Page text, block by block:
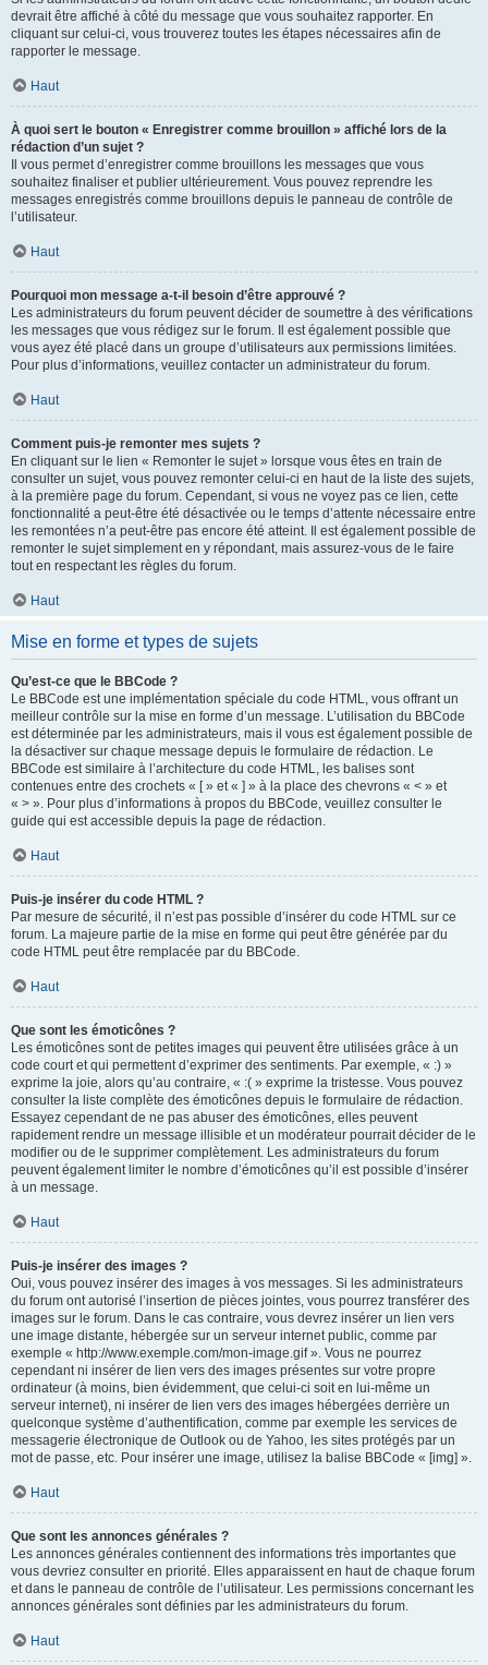
devrait être affiché à côté du message que vous souhaitez rapporter. En
cliquant sur celui-ci, vous trouverez toutes les étapes nécessaires afin de
rapporter le message.
Haut
À quoi sert le bouton « Enregistrer comme brouillon » affiché lors de la
rédaction d’un sujet ?
Il vous permet d’enregistrer comme brouillons les messages que vous
souhaitez finaliser et publier ultérieurement. Vous pouvez reprendre les
messages enregistrés comme brouillons depuis le panneau de contrôle de
l’utilisateur.
Haut
Pourquoi mon message a-t-il besoin d’être approuvé ?
Les administrateurs du forum peuvent décider de soumettre à des vérifications
les messages que vous rédigez sur le forum. Il est également possible que
vous ayez été placé dans un groupe d’utilisateurs aux permissions limitées.
Pour plus d’informations, veuillez contacter un administrateur du forum.
Haut
Comment puis-je remonter mes sujets ?
En cliquant sur le lien « Remonter le sujet » lorsque vous êtes en train de
consulter un sujet, vous pouvez remonter celui-ci en haut de la liste des sujets,
à la première page du forum. Cependant, si vous ne voyez pas ce lien, cette
fonctionnalité a peut-être été désactivée ou le temps d’attente nécessaire entre
les remontées n’a peut-être pas encore été atteint. Il est également possible de
remonter le sujet simplement en y répondant, mais assurez-vous de le faire
tout en respectant les règles du forum.
Haut
Mise en forme et types de sujets
Qu’est-ce que le BBCode ?
Le BBCode est une implémentation spéciale du code HTML, vous offrant un
meilleur contrôle sur la mise en forme d’un message. L’utilisation du BBCode
est déterminée par les administrateurs, mais il vous est également possible de
la désactiver sur chaque message depuis le formulaire de rédaction. Le
BBCode est similaire à l’architecture du code HTML, les balises sont
contenues entre des crochets « [ » et « ] » à la place des chevrons « < » et
« > ». Pour plus d’informations à propos du BBCode, veuillez consulter le
guide qui est accessible depuis la page de rédaction.
Haut
Puis-je insérer du code HTML ?
Par mesure de sécurité, il n’est pas possible d’insérer du code HTML sur ce
forum. La majeure partie de la mise en forme qui peut être générée par du
code HTML peut être remplacée par du BBCode.
Haut
Que sont les émoticônes ?
Les émoticônes sont de petites images qui peuvent être utilisées grâce à un
code court et qui permettent d’exprimer des sentiments. Par exemple, « :) »
exprime la joie, alors qu’au contraire, « :( » exprime la tristesse. Vous pouvez
consulter la liste complète des émoticônes depuis le formulaire de rédaction.
Essayez cependant de ne pas abuser des émoticônes, elles peuvent
rapidement rendre un message illisible et un modérateur pourrait décider de le
modifier ou de le supprimer complètement. Les administrateurs du forum
peuvent également limiter le nombre d’émoticônes qu’il est possible d’insérer
à un message.
Haut
Puis-je insérer des images ?
Oui, vous pouvez insérer des images à vos messages. Si les administrateurs
du forum ont autorisé l’insertion de pièces jointes, vous pourrez transférer des
images sur le forum. Dans le cas contraire, vous devrez insérer un lien vers
une image distante, hébergée sur un serveur internet public, comme par
exemple « http://www.exemple.com/mon-image.gif ». Vous ne pourrez
cependant ni insérer de lien vers des images présentes sur votre propre
ordinateur (à moins, bien évidemment, que celui-ci soit en lui-même un
serveur internet), ni insérer de lien vers des images hébergées derrière un
quelconque système d’authentification, comme par exemple les services de
messagerie électronique de Outlook ou de Yahoo, les sites protégés par un
mot de passe, etc. Pour insérer une image, utilisez la balise BBCode « [img] ».
Haut
Que sont les annonces générales ?
Les annonces générales contiennent des informations très importantes que
vous devriez consulter en priorité. Elles apparaissent en haut de chaque forum
et dans le panneau de contrôle de l’utilisateur. Les permissions concernant les
annonces générales sont définies par les administrateurs du forum.
Haut